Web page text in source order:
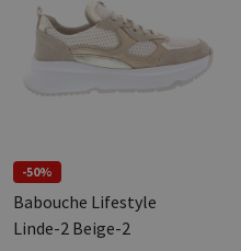
-50%
Babouche Lifestyle
Linde-2 Beige-2